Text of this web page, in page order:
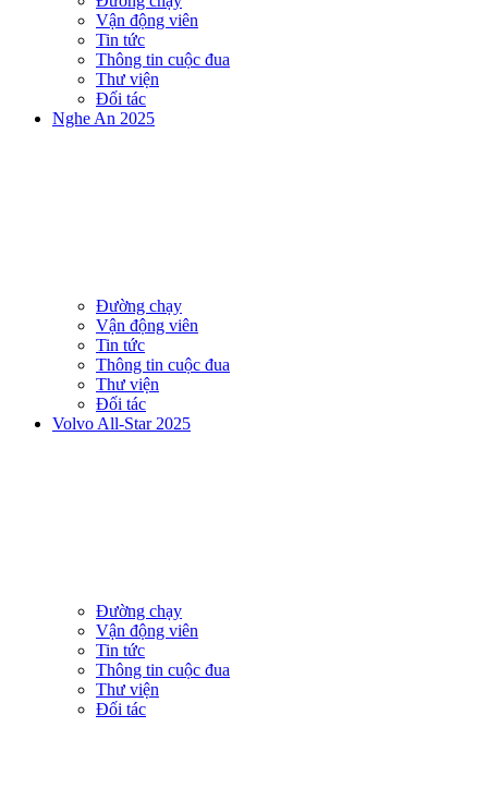
Vận động viên
Tin tức
Thông tin cuộc đua
Thư viện
Đối tác
Nghe An 2025
Đường chạy
Vận động viên
Tin tức
Thông tin cuộc đua
Thư viện
Đối tác
Volvo All-Star 2025
Đường chạy
Vận động viên
Tin tức
Thông tin cuộc đua
Thư viện
Đối tác